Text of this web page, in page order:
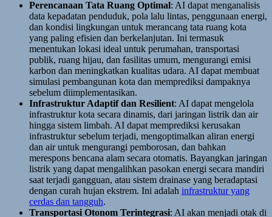
Perencanaan Tata Ruang Optimal: AI dapat menganalisis
data kepadatan penduduk, pola lalu lintas, penggunaan energi,
dan kondisi lingkungan untuk merancang tata ruang kota
yang paling efisien dan berkelanjutan. Ini termasuk
menentukan lokasi ideal untuk perumahan, transportasi
publik, ruang hijau, dan fasilitas umum, mengurangi emisi
karbon dan meningkatkan kualitas udara. AI dapat membuat
simulasi pembangunan kota dan memprediksi dampaknya
sebelum diimplementasikan.
Infrastruktur Adaptif dan Resilient: AI dapat mengelola
infrastruktur kota secara dinamis, dari jaringan listrik dan air
hingga sistem limbah. AI dapat memprediksi kerusakan
infrastruktur sebelum terjadi, mengoptimalkan aliran energi
dan air untuk mengurangi pemborosan, dan bahkan
merespons bencana alam secara otomatis. Bayangkan jaringan
listrik yang dapat mengalihkan pasokan energi secara mandiri
saat terjadi gangguan, atau sistem drainase yang beradaptasi
dengan curah hujan ekstrem. Ini adalah infrastruktur yang
cerdas dan tangguh.
Transportasi Otonom Terintegrasi: AI akan menjadi otak di